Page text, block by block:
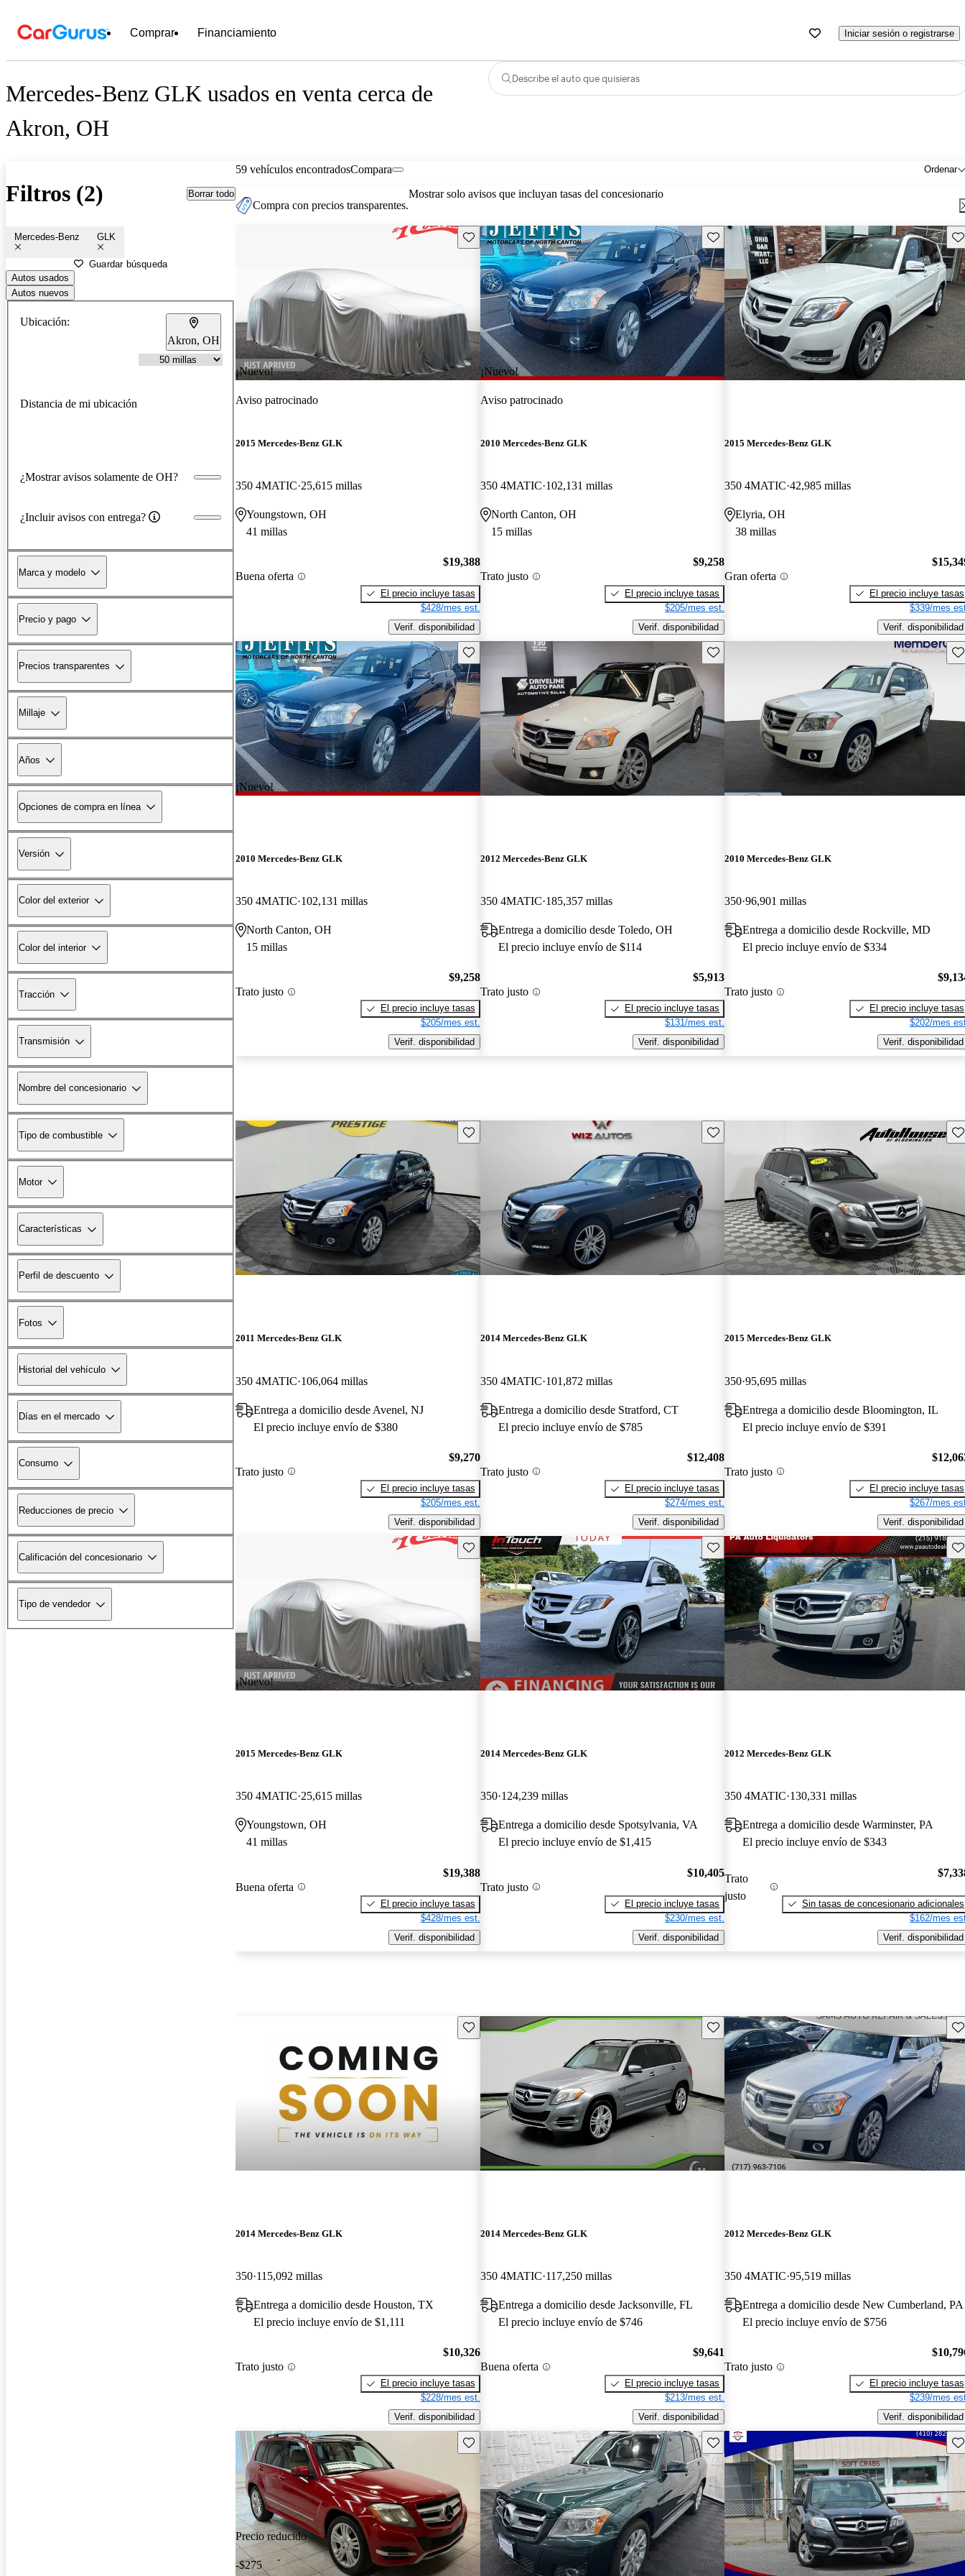
Comprar Financiamiento Iniciar sesión o registrarse
Mercedes-Benz GLK usados en venta cerca de
Akron, OH
Describe el auto que quisieras
Filtros (2) Borrar todo
Mercedes-Benz GLK
Guardar búsqueda
Autos usados
Autos nuevos
Ubicación:
Akron, OH
Distancia de mi ubicación
¿Mostrar avisos solamente de OH?
¿Incluir avisos con entrega?
Marca y modelo
Precio y pago
Precios transparentes
Millaje
Años
Opciones de compra en línea
Versión
Color del exterior
Color del interior
Tracción
Transmisión
Nombre del concesionario
Tipo de combustible
Motor
Características
Perfil de descuento
Fotos
Historial del vehículo
Días en el mercado
Consumo
Reducciones de precio
Calificación del concesionario
Tipo de vendedor
59 vehículos encontrados Ordenar
Compara
Compra con precios transparentes.
Mostrar solo avisos que incluyan tasas del concesionario
¡Nuevo!
Guarda este Aviso
Aviso patrocinado
2015 Mercedes-Benz GLK
350 4MATIC 25,615 millas
Youngstown, OH
41 millas
Buena oferta
$19,388
El precio incluye tasas
$428/mes est.
Verif. disponibilidad
¡Nuevo!
Guarda este Aviso
Aviso patrocinado
2010 Mercedes-Benz GLK
350 4MATIC 102,131 millas
North Canton, OH
15 millas
Trato justo
$9,258
El precio incluye tasas
$205/mes est.
Verif. disponibilidad
2015 Mercedes-Benz GLK
350 4MATIC 42,985 millas
Elyria, OH
38 millas
Gran oferta
El precio incluye tasas
$339/mes
Verif. disponibilidad
¡Nuevo!
Guarda este Aviso
2010 Mercedes-Benz GLK
350 4MATIC 102,131 millas
North Canton, OH
15 millas
Trato justo
$9,258
El precio incluye tasas
$205/mes est.
Verif. disponibilidad
Guarda este Aviso
2012 Mercedes-Benz GLK
350 4MATIC 185,357 millas
Entrega a domicilio desde Toledo, OH
El precio incluye envío de $114
Trato justo
$5,913
El precio incluye tasas
$131/mes est.
Verif. disponibilidad
2010 Mercedes-Benz GLK
350 96,901 millas
Entrega a domicilio desde Rockville, MD
El precio incluye envío de $334
Trato justo
El precio incluye tasas
$202/mes
Verif. disponibilidad
Guarda este Aviso
2011 Mercedes-Benz GLK
350 4MATIC 106,064 millas
Entrega a domicilio desde Avenel, NJ
El precio incluye envío de $380
Trato justo
$9,270
El precio incluye tasas
$205/mes est.
Verif. disponibilidad
Guarda este Aviso
2014 Mercedes-Benz GLK
350 4MATIC 101,872 millas
Entrega a domicilio desde Stratford, CT
El precio incluye envío de $785
Trato justo
$12,408
El precio incluye tasas
$274/mes est.
Verif. disponibilidad
2015 Mercedes-Benz GLK
350 95,695 millas
Entrega a domicilio desde Bloomington, IL
El precio incluye envío de $391
Trato justo
El precio incluye tasas
$267/mes
Verif. disponibilidad
¡Nuevo!
Guarda este Aviso
2015 Mercedes-Benz GLK
350 4MATIC 25,615 millas
Youngstown, OH
41 millas
Buena oferta
$19,388
El precio incluye tasas
$428/mes est.
Verif. disponibilidad
Guarda este Aviso
2014 Mercedes-Benz GLK
350 124,239 millas
Entrega a domicilio desde Spotsylvania, VA
El precio incluye envío de $1,415
Trato justo
$10,405
El precio incluye tasas
$230/mes est.
Verif. disponibilidad
2012 Mercedes-Benz GLK
350 4MATIC 130,331 millas
Entrega a domicilio desde Warminster, PA
El precio incluye envío de $343
Trato
justo
Sin tasas de concesionario adicionales
$162/mes
Verif. disponibilidad
Guarda este Aviso
2014 Mercedes-Benz GLK
350 115,092 millas
Entrega a domicilio desde Houston, TX
El precio incluye envío de $1,111
Trato justo
$10,326
El precio incluye tasas
$228/mes est.
Verif. disponibilidad
Guarda este Aviso
2014 Mercedes-Benz GLK
350 4MATIC 117,250 millas
Entrega a domicilio desde Jacksonville, FL
El precio incluye envío de $746
Buena oferta
$9,641
El precio incluye tasas
$213/mes est.
Verif. disponibilidad
2012 Mercedes-Benz GLK
350 4MATIC 95,519 millas
Entrega a domicilio desde New Cumberland, PA
El precio incluye envío de $756
Trato justo
El precio incluye tasas
$239/mes
Verif. disponibilidad
Precio reducido
-$275
Guarda este Aviso Guarda este Aviso